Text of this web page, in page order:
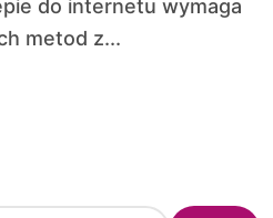
do internetu wymaga
metod z...